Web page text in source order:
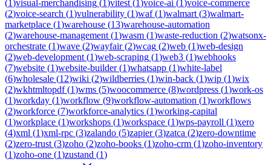
(1)visual-merchandising (1)vitest (1)voice-ai (1)voice-commerce
(2)voice-search (1)vulnerability (1)waf(1)walmart (3)walmart-
marketplace (1)warehouse (13)warehouse-automation
(2)warehouse-management (1)wasm (1)waste-reduction (2)watsonx-
orchestrate (1)wave (2)wayfair(2)wcag (2)web (1)web-design
(2)web-development (1)web-scraping (1)web3 (1)webhooks
(7)website (1)website-builder(1)whatsapp (1)white-label
(6)wholesale (12)wiki (2)wildberries (1)win-back (1)wip (1)wix
(2)wkhtmltopdf(1)wms (5)woocommerce (8)wordpress (1)work-os
(1)workday (1)workflow (9)workflow-automation (1)workflows
(2)workforce (7)workforce-analytics (1)working-capital
(1)workplace (1)workshops (1)workspace (1)wps-payroll (1)xero
(4)xml (1)xml-rpc (3)zalando (5)zapier(3)zatca (2)zero-downtime
(2)zero-trust (3)zoho (2)zoho-books (1)zoho-crm (1)zoho-inventory
(1)zoho-one (1)zustand (1)